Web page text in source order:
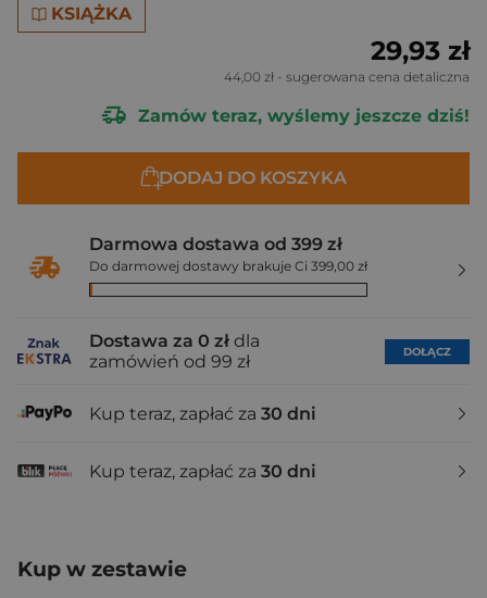
KSIĄŻKA
29,93 zł
44,00 zł - sugerowana cena detaliczna
Zamów teraz, wyślemy jeszcze dziś!
DODAJ DO KOSZYKA
Darmowa dostawa od 399 zł
Do darmowej dostawy brakuje Ci 399,00 zł
Dostawa za 0 zł dla
zamówień od 99 zł
DOŁĄCZ
Kup teraz, zapłać za 30 dni
Kup teraz, zapłać za 30 dni
Kup w zestawie